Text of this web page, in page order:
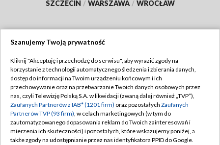
SZCZECIN / WARSZAWA / WROCŁAW
TVP
Abonament TVP
Emisja w TVP
Centrum informacji TVP
Naziemna Telewizja Cyfrowa
Regulamin TVP
Polityka prywatności
Moje zgody
Pomoc
Szanujemy Twoją prywatność
Kliknij "Akceptuję i przechodzę do serwisu", aby wyrazić zgody na
korzystanie z technologii automatycznego śledzenia i zbierania danych,
dostęp do informacji na Twoim urządzeniu końcowym i ich
przechowywanie oraz na przetwarzanie Twoich danych osobowych przez
nas, czyli Telewizję Polską S.A. w likwidacji (zwaną dalej również „TVP”),
Zaufanych Partnerów z IAB* (1201 firm) oraz pozostałych Zaufanych
Partnerów TVP (93 firm), w celach marketingowych (w tym do
zautomatyzowanego dopasowania reklam do Twoich zainteresowań i
mierzenia ich skuteczności) i pozostałych, które wskazujemy poniżej, a
także zgody na udostępnianie przez nas identyfikatora PPID do Google.